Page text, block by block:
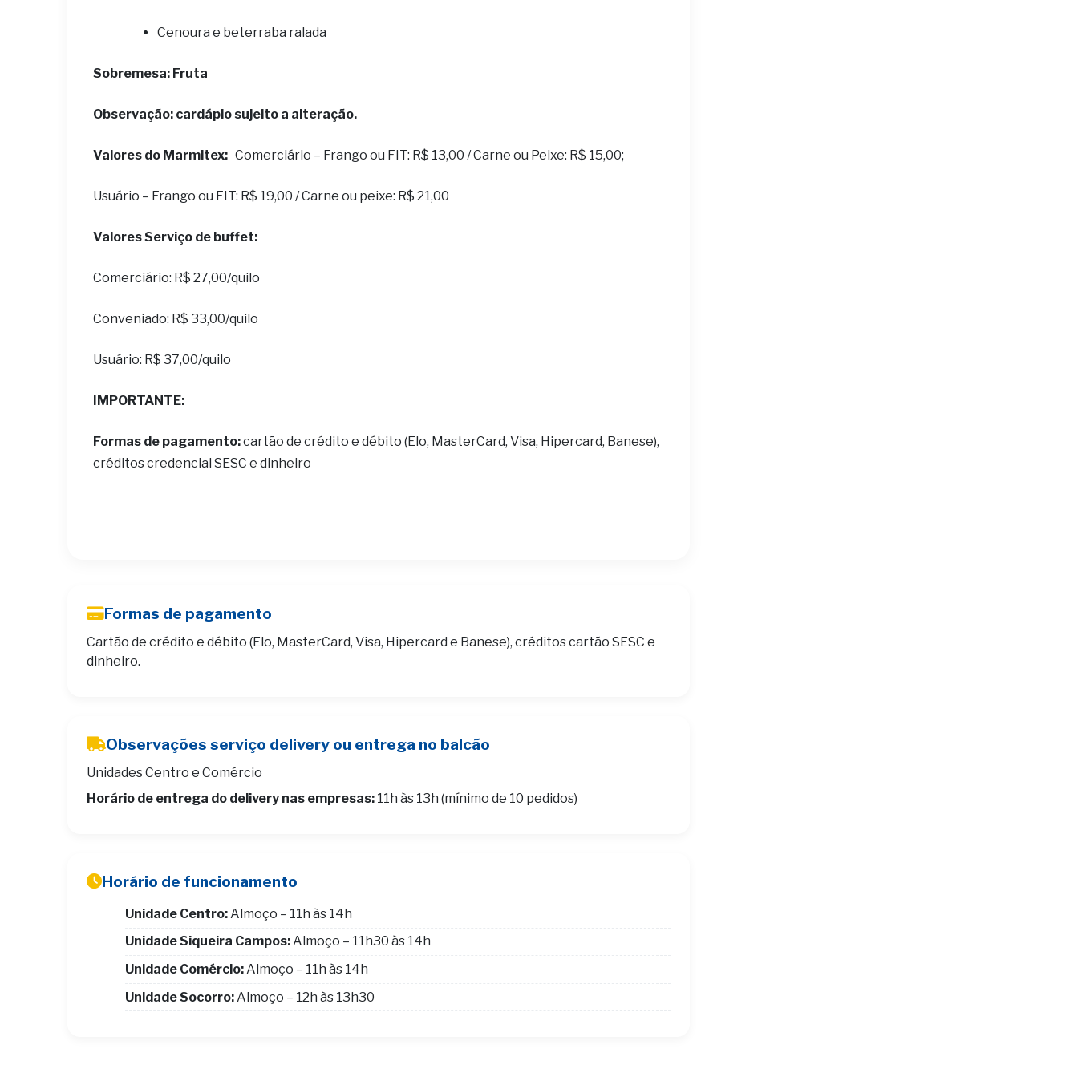
Cenoura e beterraba ralada
Sobremesa: Fruta
Observação: cardápio sujeito a alteração.
Valores do Marmitex: Comerciário – Frango ou FIT: R$ 13,00 / Carne ou Peixe: R$ 15,00;
Usuário – Frango ou FIT: R$ 19,00 / Carne ou peixe: R$ 21,00
Valores Serviço de buffet:
Comerciário: R$ 27,00/quilo
Conveniado: R$ 33,00/quilo
Usuário: R$ 37,00/quilo
IMPORTANTE:
Formas de pagamento:cartão de crédito e débito (Elo, MasterCard, Visa, Hipercard, Banese),
créditos credencial SESC e dinheiro
Formas de pagamento
Cartão de crédito e débito (Elo, MasterCard, Visa, Hipercard e Banese), créditos cartão SESC e
dinheiro.
Observações serviço delivery ou entrega no balcão
Unidades Centro e Comércio
Horário de entrega do delivery nas empresas: 11h às 13h (mínimo de 10 pedidos)
Horário de funcionamento
Unidade Centro: Almoço – 11h às 14h
Unidade Siqueira Campos:Almoço – 11h30 às 14h
Unidade Comércio:Almoço – 11h às 14h
Unidade Socorro: Almoço – 12h às 13h30